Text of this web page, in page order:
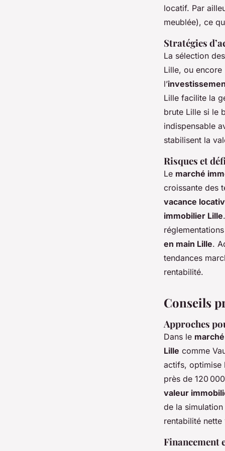
locatif. Par
meublée), ce
Stratégies
La sélection
Lille, ou
l’
Lille facilite la
brute Lille si le
indispensable
stabilisent la
Risques et
Le marché
croissante des
vacance
immobilier Lille
en main Lille.
tendances
rentabilité.
Conseils
Approches
Dans le
Lille comme
actifs, optimise
près de 120
valeur
de la
rentabilité
Financement